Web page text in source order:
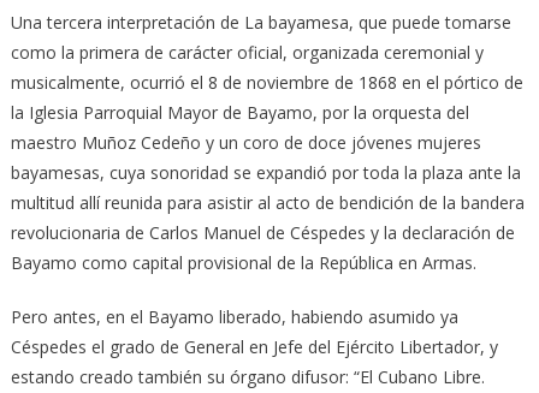
Una tercera interpretación de La bayamesa, que puede tomarse
como la primera de carácter oficial, organizada ceremonial y
musicalmente, ocurrió el 8 de noviembre de 1868 en el pórtico de
la Iglesia Parroquial Mayor de Bayamo, por la orquesta del
maestro Muñoz Cedeño y un coro de doce jóvenes mujeres
bayamesas, cuya sonoridad se expandió por toda la plaza ante la
multitud allí reunida para asistir al acto de bendición de la bandera
revolucionaria de Carlos Manuel de Céspedes y la declaración de
Bayamo como capital provisional de la República en Armas.
Pero antes, en el Bayamo liberado, habiendo asumido ya
Céspedes el grado de General en Jefe del Ejército Libertador, y
estando creado también su órgano difusor: “El Cubano Libre.